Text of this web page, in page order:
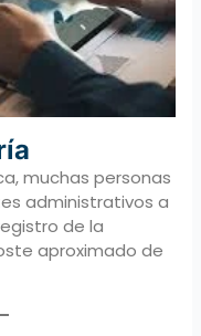
muchas personas
administrativos a
de la
aproximado de